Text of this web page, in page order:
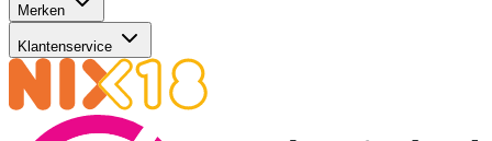
Merken
Klantenservice